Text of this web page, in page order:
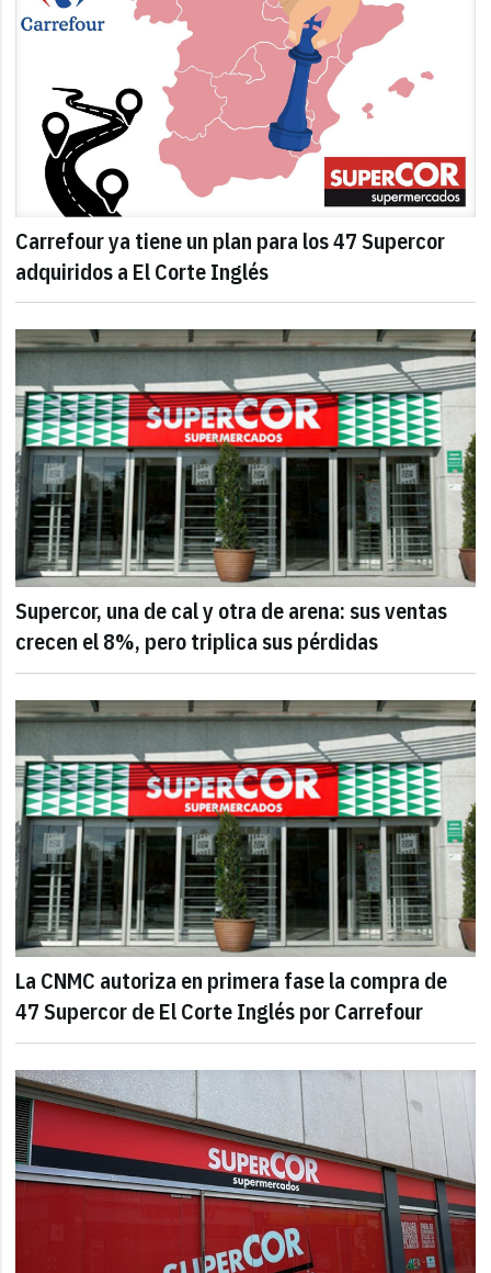
Carrefour ya tiene un plan para los 47 Supercor
adquiridos a El Corte Inglés
Supercor, una de cal y otra de arena: sus ventas
crecen el 8%, pero triplica sus pérdidas
La CNMC autoriza en primera fase la compra de
47 Supercor de El Corte Inglés por Carrefour